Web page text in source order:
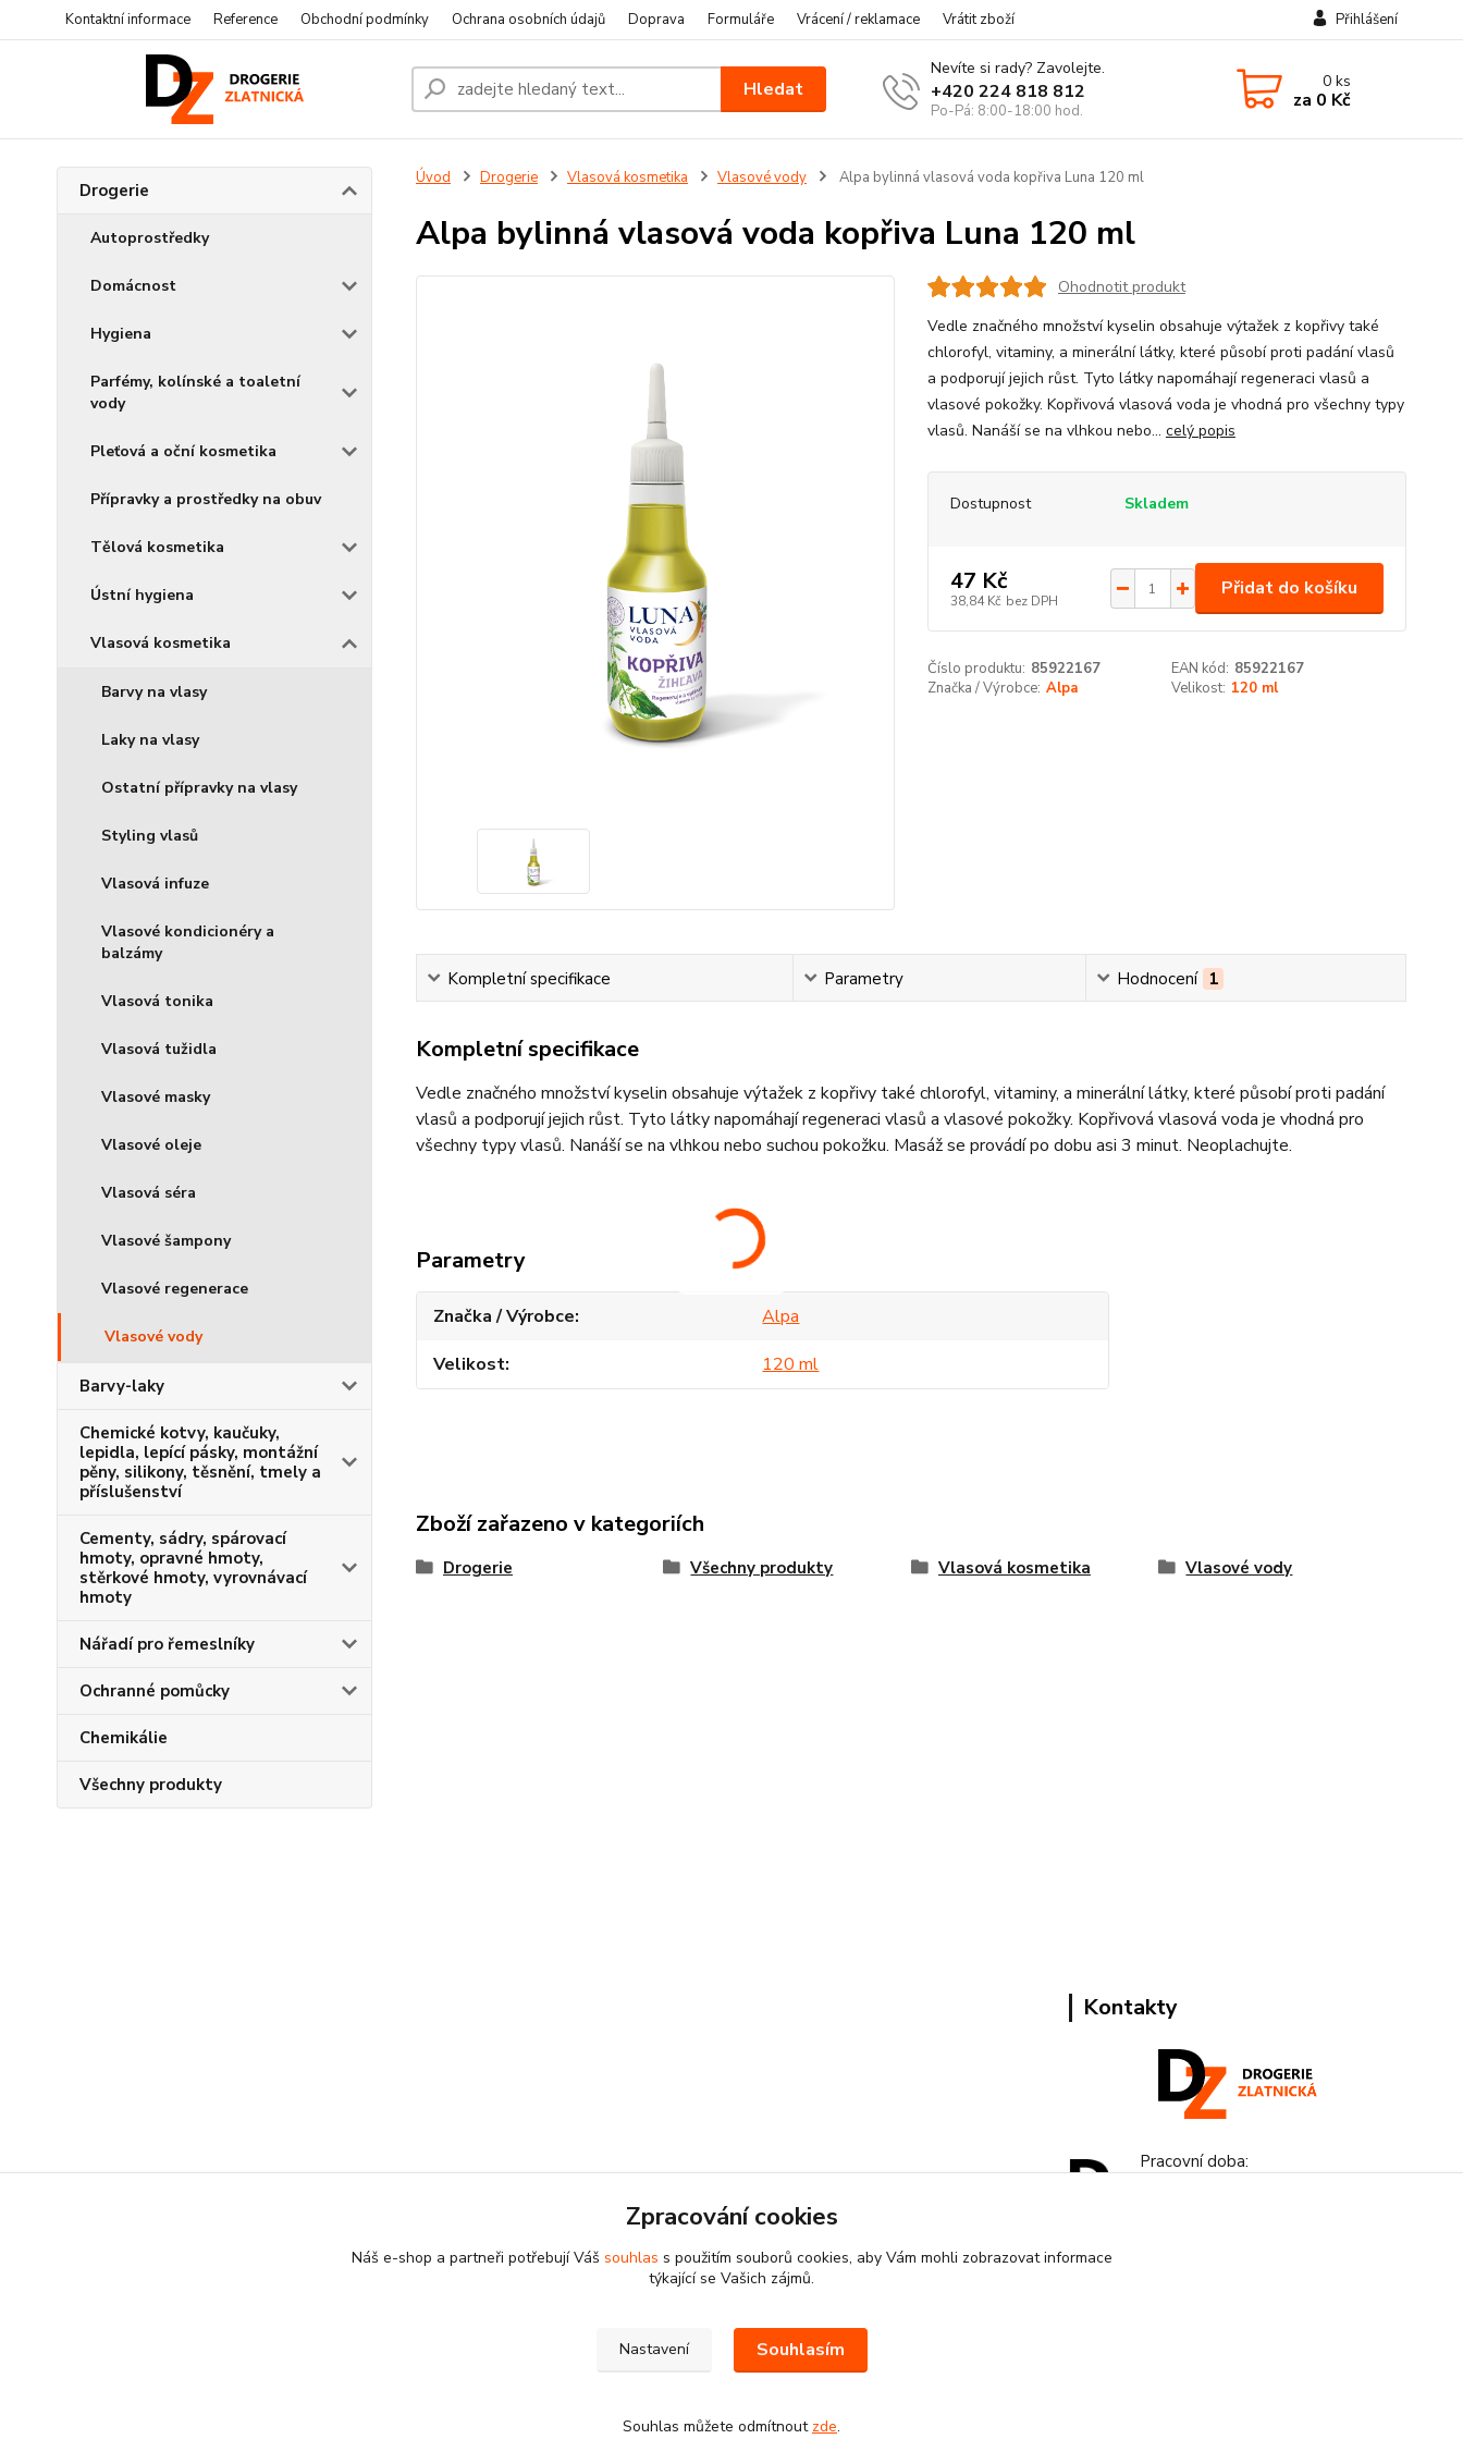
Kontaktní informace Reference Obchodní podmínky Ochrana osobních údajů Doprava Formuláře Vrácení / reklamace Vrátit zboží Přihlášení
Hledat
Nevíte si rady? Zavolejte.
+420 224 818 812
Po-Pá: 8:00-18:00 hod.
0ks
za 0 Kč
Drogerie
Autoprostředky
Domácnost
Hygiena
Parfémy, kolínské a toaletní
vody
Pleťová a oční kosmetika
Přípravky a prostředky na obuv
Tělová kosmetika
Ústní hygiena
Vlasová kosmetika
Barvy na vlasy
Laky na vlasy
Ostatní přípravky na vlasy
Styling vlasů
Vlasová infuze
Vlasové kondicionéry a
balzámy
Vlasová tonika
Vlasová tužidla
Vlasové masky
Vlasové oleje
Vlasová séra
Vlasové šampony
Vlasové regenerace
Vlasové vody
Barvy-laky
Chemické kotvy, kaučuky,
lepidla, lepící pásky, montážní
pěny, silikony, těsnění, tmely a
příslušenství
Cementy, sádry, spárovací
hmoty, opravné hmoty,
stěrkové hmoty, vyrovnávací
hmoty
Nářadí pro řemeslníky
Ochranné pomůcky
Chemikálie
Všechny produkty
Úvod Drogerie Vlasová kosmetika Vlasové vody Alpa bylinná vlasová voda kopřiva Luna 120 ml
Alpa bylinná vlasová voda kopřiva Luna 120 ml
Ohodnotit produkt
Vedle značného množství kyselin obsahuje výtažek z kopřivy také
chlorofyl, vitaminy, a minerální látky, které působí proti padání vlasů
a podporují jejich růst. Tyto látky napomáhají regeneraci vlasů a
vlasové pokožky. Kopřivová vlasová voda je vhodná pro všechny typy
vlasů. Nanáší se na vlhkou nebo... celý popis
Dostupnost Skladem
47 Kč
38,84 Kč bez DPH
Přidat do košíku
Číslo produktu: 85922167 EAN kód: 85922167
Značka / Výrobce: Alpa Velikost: 120 ml
Kompletní specifikace Parametry Hodnocení 1
Kompletní specifikace
Vedle značného množství kyselin obsahuje výtažek z kopřivy také chlorofyl, vitaminy, a minerální látky, které působí proti padání
vlasů a podporují jejich růst. Tyto látky napomáhají regeneraci vlasů a vlasové pokožky. Kopřivová vlasová voda je vhodná pro
všechny typy vlasů. Nanáší se na vlhkou nebo suchou pokožku. Masáž se provádí po dobu asi 3 minut. Neoplachujte.
Parametry
Značka / Výrobce
Alpa
Velikost
120 ml
Zboží zařazeno v kategoriích
Drogerie Všechny produkty Vlasová kosmetika Vlasové vody
Kontakty
Pracovní doba:
info@drogeriezlatnicka.cz
Zpracování cookies
Náš e-shop a partneři potřebují Váš souhlas s použitím souborů cookies, aby Vám mohli zobrazovat informace
týkající se Vašich zájmů.
Nastavení Souhlasím
Souhlas můžete odmítnout zde.